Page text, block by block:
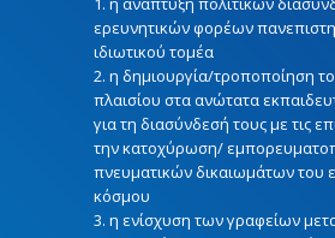
ερευνητικών φορέων
ιδιωτικού τομέα
2. η δημιουργία/τροποποίηση
πλαισίου στα ανώτατα
για τη διασύνδεσή τους με τις
την κατοχύρωση/
πνευματικών δικαιωμάτων του
κόσμου
3. η ενίσχυση των γραφείων